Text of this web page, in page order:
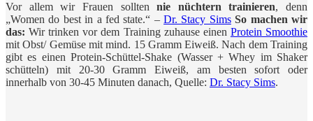
Vor allem wir Frauen solltennie nüchtern trainieren, denn
„Women do best in a fed state.“ –Dr. Stacy Sims So machen wir
das: Wir trinken vor dem Training zuhause einen Protein Smoothie
mit Obst/ Gemüse mit mind. 15 Gramm Eiweiß. Nach dem Training
gibt es einen Protein-Schüttel-Shake (Wasser + Whey im Shaker
schütteln) mit 20-30 Gramm Eiweiß, am besten sofort oder
innerhalb von 30-45 Minuten danach, Quelle: Dr. Stacy Sims.